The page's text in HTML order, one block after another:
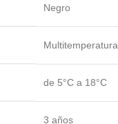
Negro
Multitemperatura
de 5°C a 18°C
3 años